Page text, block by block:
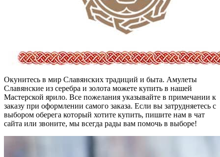
Окунитесь в мир Славянских традиций и быта. Амулеты
Славянские из серебра и золота можете купить в нашей
Мастерской ярило. Все пожелания указывайте в примечании к
заказу при оформлении самого заказа. Если вы затрудняетесь с
выбором оберега который хотите купить, пишите нам в чат
сайта или звоните, мы всегда рады вам помочь в выборе!